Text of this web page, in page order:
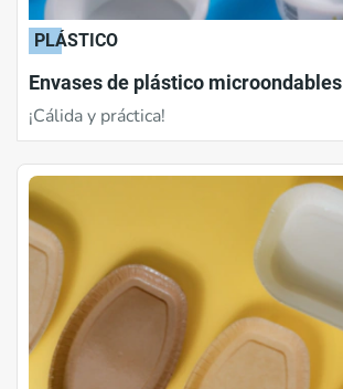
PLÁSTICO
Envases de plástico microondables
¡Cálida y práctica!